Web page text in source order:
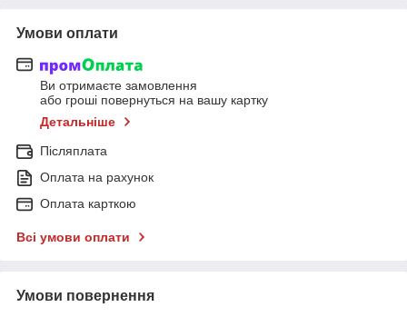
Умови оплати
Ви отримаєте замовлення
або гроші повернуться на вашу картку
Детальніше
Післяплата
Оплата на рахунок
Оплата карткою
Всі умови оплати
Умови повернення